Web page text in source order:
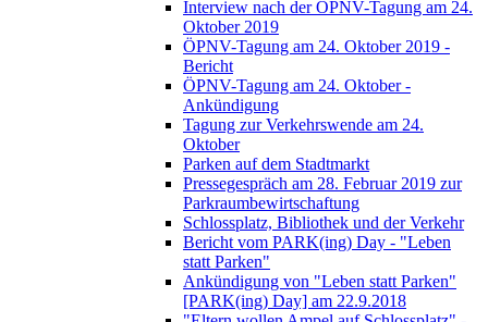
Interview nach der ÖPNV-Tagung am 24.
Oktober 2019
ÖPNV-Tagung am 24. Oktober 2019 -
Bericht
ÖPNV-Tagung am 24. Oktober -
Ankündigung
Tagung zur Verkehrswende am 24.
Oktober
Parken auf dem Stadtmarkt
Pressegespräch am 28. Februar 2019 zur
Parkraumbewirtschaftung
Schlossplatz, Bibliothek und der Verkehr
Bericht vom PARK(ing) Day - "Leben
statt Parken"
Ankündigung von "Leben statt Parken"
[PARK(ing) Day] am 22.9.2018